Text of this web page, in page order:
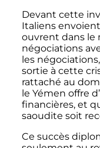
Devant cette
Italiens
ouvrent dans le
négociations
les
sortie à cette
rattaché au
le Yémen offre
financières, et
saoudite soit
Ce succès